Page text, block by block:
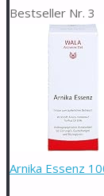
Bestseller Nr. 3
Arnika Essenz